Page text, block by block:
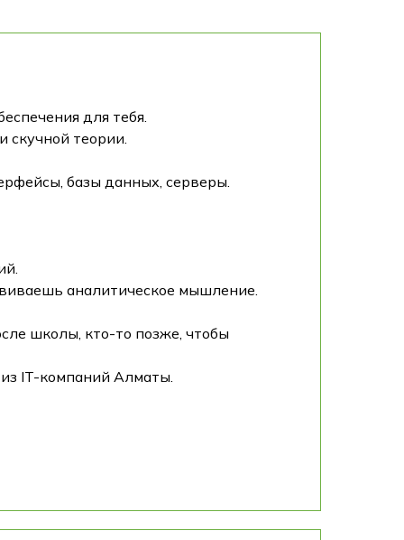
для тебя.
скучной теории.
базы данных, серверы.
аналитическое мышление.
школы, кто-то позже, чтобы
IT-компаний Алматы.